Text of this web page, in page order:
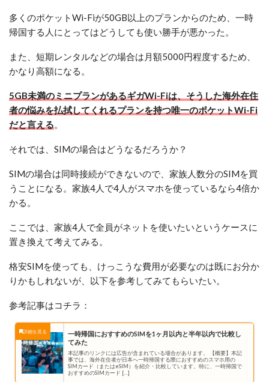
多くのポケットWi-Fiが50GB以上のプランからのため、一時
帰国する人にとってはどうしても使い勝手が悪かった。
また、短期レンタルなどの場合は月額5000円程度するため、
かなり高額になる。
5GB未満のミニプランがあるギガWi-Fiは、そうした海外在住
者の悩みを払拭してくれるプランを持つ唯一のポケットWi-Fi
だと言える。
それでは、SIMの場合はどうなるだろうか？
SIMの場合は同時接続ができないので、家族人数分のSIMを買
うことになる。家族4人で4人がスマホを使っているなら4倍か
かる。
ここでは、家族4人で全員がネットを使いたいというケースに
置き換えて考えてみる。
格安SIMを使っても、けっこうな費用が必要なのは既にお分か
りかもしれないが、以下を参考してみてもらいたい。
参考記事はコチラ：
一時帰国におすすめのSIMを1ヶ月以内と半年以内で比較し
てみた
本記事のリンクには広告が含まれている場合があります。 【概要】本記
事では、海外在住者が日本へ一時帰国する際におすすめのスマホ用の
SIMカード（またはeSIM）を紹介・比較しています。特に、一時帰国で
おすすめのSIMカード […]